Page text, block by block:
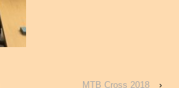
MTB Cross 2018 ›